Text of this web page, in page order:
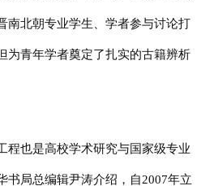
南北朝专业学生、学者参与讨论打
为青年学者奠定了扎实的古籍辨析
程也是高校学术研究与国家级专业
书局总编辑尹涛介绍，自2007年立